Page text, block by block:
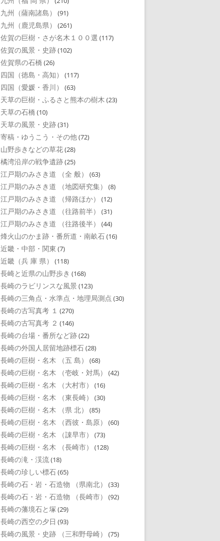
九州（薩南諸島） (91)
九州（鹿児島県） (261)
佐賀の巨樹・さが名木１００選 (117)
佐賀の風景・史跡(102)
佐賀県の石橋 (26)
四国（徳島・高知） (117)
四国（愛媛・香川） (63)
天草の巨樹・ふるさと熊本の樹木 (23)
天草の石橋 (10)
天草の風景・史跡(31)
寄稿・ゆうこう・その他(72)
山野歩きなどの草花(28)
橘湾沿岸の戦争遺跡(25)
江戸期のみさき道 （全 般） (63)
江戸期のみさき道 （地図研究集） (8)
江戸期のみさき道 （帰路ほか） (12)
江戸期のみさき道 （往路前半） (31)
江戸期のみさき道 （往路後半） (44)
烽火山のかま跡・番所道・南畝石(16)
近畿・中部・関東 (7)
近畿（兵 庫 県） (118)
長崎と近県の山野歩き (168)
長崎のラビリンスな風景 (123)
長崎の三角点・水準点・地理局測点 (30)
長崎の古写真考 １ (270)
長崎の古写真考 ２ (146)
長崎の台場・番所など跡(22)
長崎の外国人居留地跡標石(28)
長崎の巨樹・名木 （五 島） (68)
長崎の巨樹・名木 （壱岐・対馬） (42)
長崎の巨樹・名木 （大村市） (16)
長崎の巨樹・名木 （東長崎） (30)
長崎の巨樹・名木 （県 北） (85)
長崎の巨樹・名木 （西彼・島原） (60)
長崎の巨樹・名木 （諌早市） (73)
長崎の巨樹・名木 （長崎市） (128)
長崎の滝・渓流(18)
長崎の珍しい標石(65)
長崎の石・岩・石造物 （県南北） (33)
長崎の石・岩・石造物 （長崎市） (92)
長崎の藩境石と塚 (29)
長崎の西空の夕日 (93)
長崎の風景・史跡 （三和野母崎） (75)